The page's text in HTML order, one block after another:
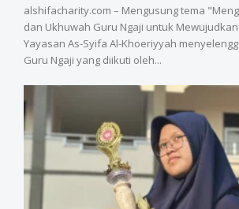
alshifacharity.com – Mengusung tema
dan Ukhuwah Guru Ngaji untuk
Yayasan As-Syifa Al-Khoeriyyah
Guru Ngaji yang diikuti oleh...